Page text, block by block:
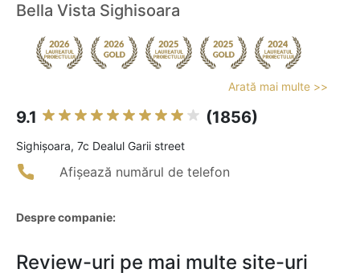
Bella Vista Sighisoara
Arată mai multe >>
9.1 (1856)
Sighişoara, 7c Dealul Garii street
Afișează numărul de telefon
Despre companie:
Review-uri pe mai multe site-uri